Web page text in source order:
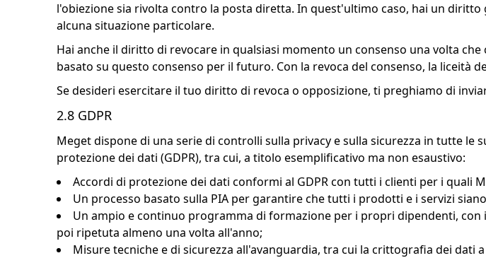
l'obiezione sia rivolta contro la posta diretta. In quest'ultimo caso, hai un
alcuna situazione particolare.
Hai anche il diritto di revocare in qualsiasi momento un consenso una volta
basato su questo consenso per il futuro. Con la revoca del consenso, la liceità
Se desideri esercitare il tuo diritto di revoca o opposizione, ti preghiamo di
2.8 GDPR
Meget dispone di una serie di controlli sulla privacy e sulla sicurezza in tutte
protezione dei dati (GDPR), tra cui, a titolo esemplificativo ma non esaustivo:
Accordi di protezione dei dati conformi al GDPR con tutti i clienti per i quali
Un processo basato sulla PIA per garantire che tutti i prodotti e i servizi
Un ampio e continuo programma di formazione per i propri dipendenti,
poi ripetuta almeno una volta all'anno;
Misure tecniche e di sicurezza all'avanguardia, tra cui la crittografia dei dati